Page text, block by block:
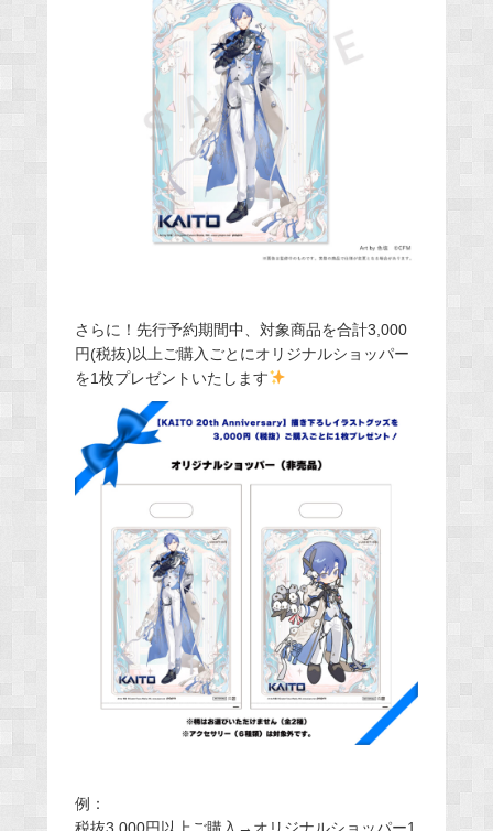
さらに！先行予約期間中、対象商品を合計3,000
円(税抜)以上ご購入ごとにオリジナルショッパー
を1枚プレゼントいたします
例：